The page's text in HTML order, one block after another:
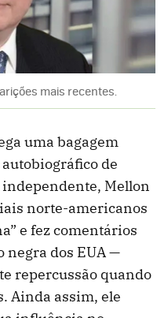
mais recentes.
uma bagagem
de
Mellon
norte-americanos
e fez comentários
negra dos EUA —
repercussão quando
Ainda assim, ele